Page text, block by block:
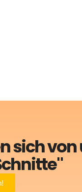
sich von